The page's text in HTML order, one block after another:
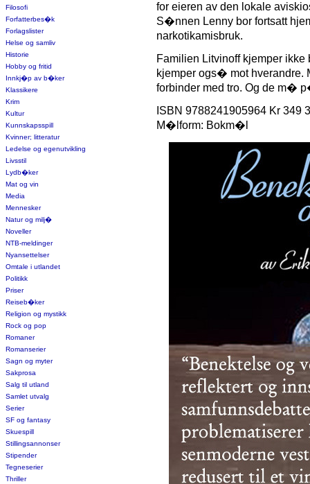
Filosofi
Forfatterbes�k
Forlagslister
Helse og samliv
Historie
Hobby og fritid
Innkj�p av b�ker
Klassikere
Krim
Kultur
Kunnskapsspill
Kvinner; litteratur
Ledelse og egenutvikling
Livsstil
Lydb�ker
Mat og vin
Media
Mennesker
Natur og milj�
Noveller
NTB-meldinger
Nyansettelser
Omtale i utlandet
Politikk
Priser
Reiseb�ker
Religion og mystikk
Rock og pop
Romaner
Romanserier
Sagn og myter
Sakprosa
Salg til utland
Samlet utvalg
Serier
SF og fantasy
Skuespill
Stillingsannonser
Stipender
Tegneserier
Thriller
for eieren av den lokale
S�nnen Lenny bor fortsatt
narkotikamisbruk.
Familien Litvinoff kjemper ikke
kjemper ogs� mot hverandre.
forbinder med tro. Og de m�
ISBN 9788241905964 Kr 349
M�lform: Bokm�l